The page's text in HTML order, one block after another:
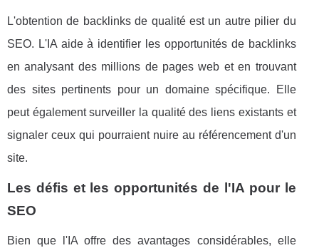
L'obtention de backlinks de qualité est un autre pilier du
SEO. L'IA aide à identifier les opportunités de backlinks
en analysant des millions de pages web et en trouvant
des sites pertinents pour un domaine spécifique. Elle
peut également surveiller la qualité des liens existants et
signaler ceux qui pourraient nuire au référencement d'un
site.
Les défis et les opportunités de l'IA pour le
SEO
Bien que l'IA offre des avantages considérables, elle